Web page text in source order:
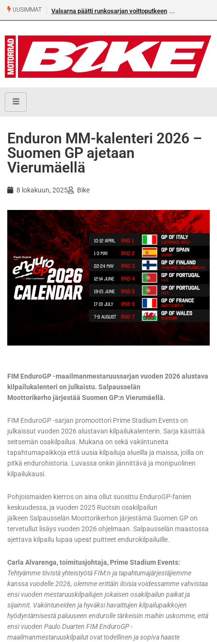
UUSIMMAT Valsarna päätti runkosarjan voittoputkeen
Enduron MM-kalenteri 2026 –
Suomen GP ajetaan
Vierumäellä
8 lokakuun, 2025 Bike
FIM EnduroGP -maailmanmestaruussarjan vuoden 2026 alustava
kilpailukalenteri on julkaistu. Salpausselän
Moottorikerho järjestää Suomen GP:n Vierumäellä.
FIM EnduroGP -sarjan promoottori Prime Stadium Events on
julkaissut vuoden 2026 alustavan kilpailukalenterin. Sarja käsittää
seitsemän osakilpailua. Mukana on sekä vakiintuneita
tapahtumapaikkoja että uusia kilpailuja alueilla ja maissa, joilla on
pitkä endurohistoria. Luvassa onkin jännittävä ja monipuolinen
kilpailukausi.
Pohjoismaiden kierros on aina ollut suosittu EnduroGP-fanien
keskuudessa, ja vuoden 2025 Ruotsin osakilpailun
jälkeen Salpausselän Moottorikerhon järjestämä Suomen GP on
tervetullut lisäys vuoden 2026 ohjelmaan. Salpausselän maastossa
ajettava kilpailu lupaa upeat puitteet endurokilpailuille.
Carla Alvarenga, toimitusjohtaja, Prime Stadium Events:
Tehtyämme tiivistä yhteistyötä FIM:n ja tapahtumajärjestäjiemme
kanssa vuodelle 2026, olemme erittäin iloisia voidessamme vahvistaa
ensi vuoden mestaruuskilpailujen jokaisen osakilpailun paikat ja
sijainnit. Vakiintuneiden ja hyväksi havaittujen kilpailupaikkojen
hyödyntämisestä paluuseen endurolle tärkeisiin maihin uskomme, että
ensi vuoden Paulo Duarten FIM EnduroGP -
maailmanmestaruuskilpailut ovat todellinen ja sopiva haaste